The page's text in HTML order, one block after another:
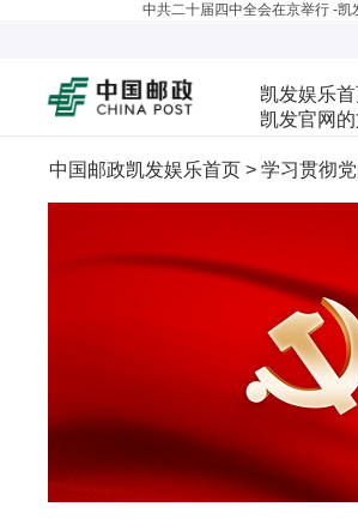
中共二十届四中全会在京举行 -凯
凯发娱乐
凯发官网
中国邮政凯发娱乐首页> 学习贯彻